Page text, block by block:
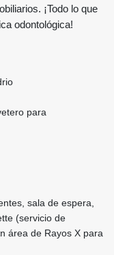
¡Todo lo que
odontológica!
para
sala de espera,
(servicio de
área de Rayos X para